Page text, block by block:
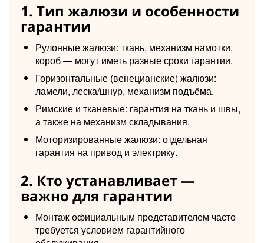
1. Тип жалюзи и особенности
гарантии
Рулонные жалюзи: ткань, механизм намотки,
короб — могут иметь разные сроки гарантии.
Горизонтальные (венецианские) жалюзи:
ламели, леска/шнур, механизм подъёма.
Римские и тканевые: гарантия на ткань и швы,
а также на механизм складывания.
Моторизированные жалюзи: отдельная
гарантия на привод и электрику.
2. Кто устанавливает —
важно для гарантии
Монтаж официальным представителем часто
требуется условием гарантийного